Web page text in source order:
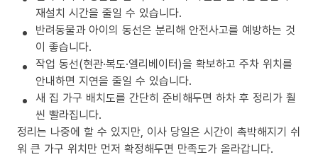
재설치 시간을 줄일 수 있습니다.
반려동물과 아이의 동선은 분리해 안전사고를 예방하는 것
이 좋습니다.
작업 동선(현관·복도·엘리베이터)을 확보하고 주차 위치를
안내하면 지연을 줄일 수 있습니다.
새 집 가구 배치도를 간단히 준비해두면 하차 후 정리가 훨
씬 빨라집니다.
정리는 나중에 할 수 있지만, 이사 당일은 시간이 촉박해지기 쉬
워 큰 가구 위치만 먼저 확정해두면 만족도가 올라갑니다.